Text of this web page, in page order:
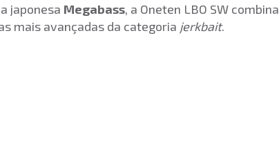
japonesa Megabass, a Oneten LBO SW combina
mais avançadas da categoria jerkbait.